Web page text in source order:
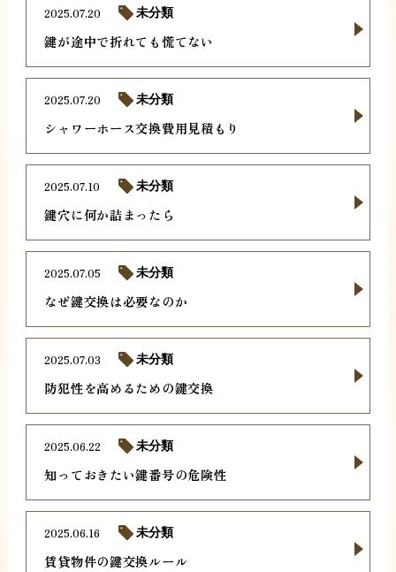
鍵が途中で折れても慌てない
2025.07.20 未分類
シャワーホース交換費用見積もり
2025.07.20 未分類
鍵穴に何か詰まったら
2025.07.10 未分類
なぜ鍵交換は必要なのか
2025.07.05 未分類
防犯性を高めるための鍵交換
2025.07.03 未分類
知っておきたい鍵番号の危険性
2025.06.22 未分類
賃貸物件の鍵交換ルール
2025.06.16 未分類